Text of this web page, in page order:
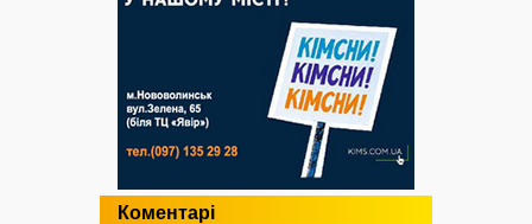
Коментарі